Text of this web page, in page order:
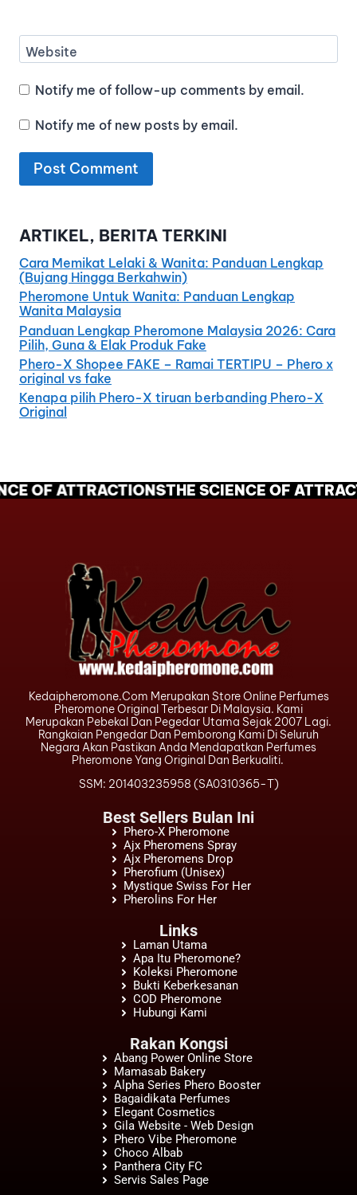
Website
Notify me of follow-up comments by email.
Notify me of new posts by email.
ARTIKEL, BERITA TERKINI
Cara Memikat Lelaki & Wanita: Panduan Lengkap
(Bujang Hingga Berkahwin)
Pheromone Untuk Wanita: Panduan Lengkap
Wanita Malaysia
Panduan Lengkap Pheromone Malaysia 2026: Cara
Pilih, Guna & Elak Produk Fake
Phero-X Shopee FAKE – Ramai TERTIPU – Phero x
original vs fake
Kenapa pilih Phero-X tiruan berbanding Phero-X
Original
OF ATTRACTIONSTHE SCIENCE OF
Kedaipheromone.com Merupakan Store Online Perfumes
Pheromone Original Terbesar Di Malaysia. Kami
Merupakan Pebekal Dan Pegedar Utama Sejak 2007 Lagi.
Rangkaian Pengedar Dan Pemborong Kami Di Seluruh
Negara Akan Pastikan Anda Mendapatkan Perfumes
Pheromone Yang Original Dan Berkualiti.
SSM: 201403235958 (SA0310365-T)
Best Sellers Bulan Ini
Phero-X Pheromone
Ajx Pheromens Spray
Ajx Pheromens Drop
Pherofium (Unisex)
Mystique Swiss For Her
Pherolins For Her
Links
Laman Utama
Apa Itu Pheromone?
Koleksi Pheromone
Bukti Keberkesanan
COD Pheromone
Hubungi Kami
Rakan Kongsi
Abang Power Online Store
Mamasab Bakery
Alpha Series Phero Booster
Bagaidikata Perfumes
Elegant Cosmetics
Gila Website - Web Design
Phero Vibe Pheromone
Choco Albab
Panthera City FC
Servis Sales Page